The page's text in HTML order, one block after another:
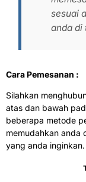
sesuai
anda di
Cara Pemesanan :
Silahkan
atas dan bawah
beberapa metode
memudahkan anda
yang anda inginkan.